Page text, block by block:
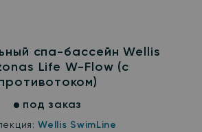
спа-бассейн Wellis
Life W-Flow (с
под заказ
Wellis SwimLine